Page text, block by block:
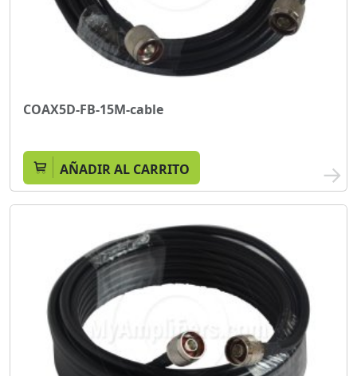
COAX5D-FB-15M-cable
AÑADIR AL CARRITO